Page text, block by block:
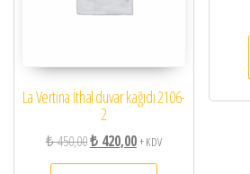
La Vertina İthal duvar kağıdı 2106-
2
₺450,00Orijinal fiyat: ₺ 450,00.
₺420,00Şu andaki fiyat: ₺ 420,00.
+ KDV